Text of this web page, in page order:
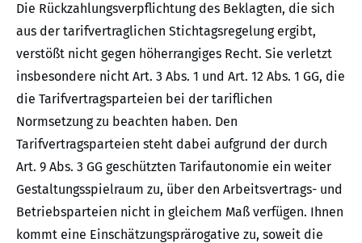
Die Rückzahlungsverpflichtung des Beklagten, die sich
aus der tarifvertraglichen Stichtagsregelung ergibt,
verstößt nicht gegen höherrangiges Recht. Sie verletzt
insbesondere nicht Art. 3 Abs. 1 und Art. 12 Abs. 1 GG, die
die Tarifvertragsparteien bei der tariflichen
Normsetzung zu beachten haben. Den
Tarifvertragsparteien steht dabei aufgrund der durch
Art. 9 Abs. 3 GG geschützten Tarifautonomie ein weiter
Gestaltungsspielraum zu, über den Arbeitsvertrags- und
Betriebsparteien nicht in gleichem Maß verfügen. Ihnen
kommt eine Einschätzungsprärogative zu, soweit die